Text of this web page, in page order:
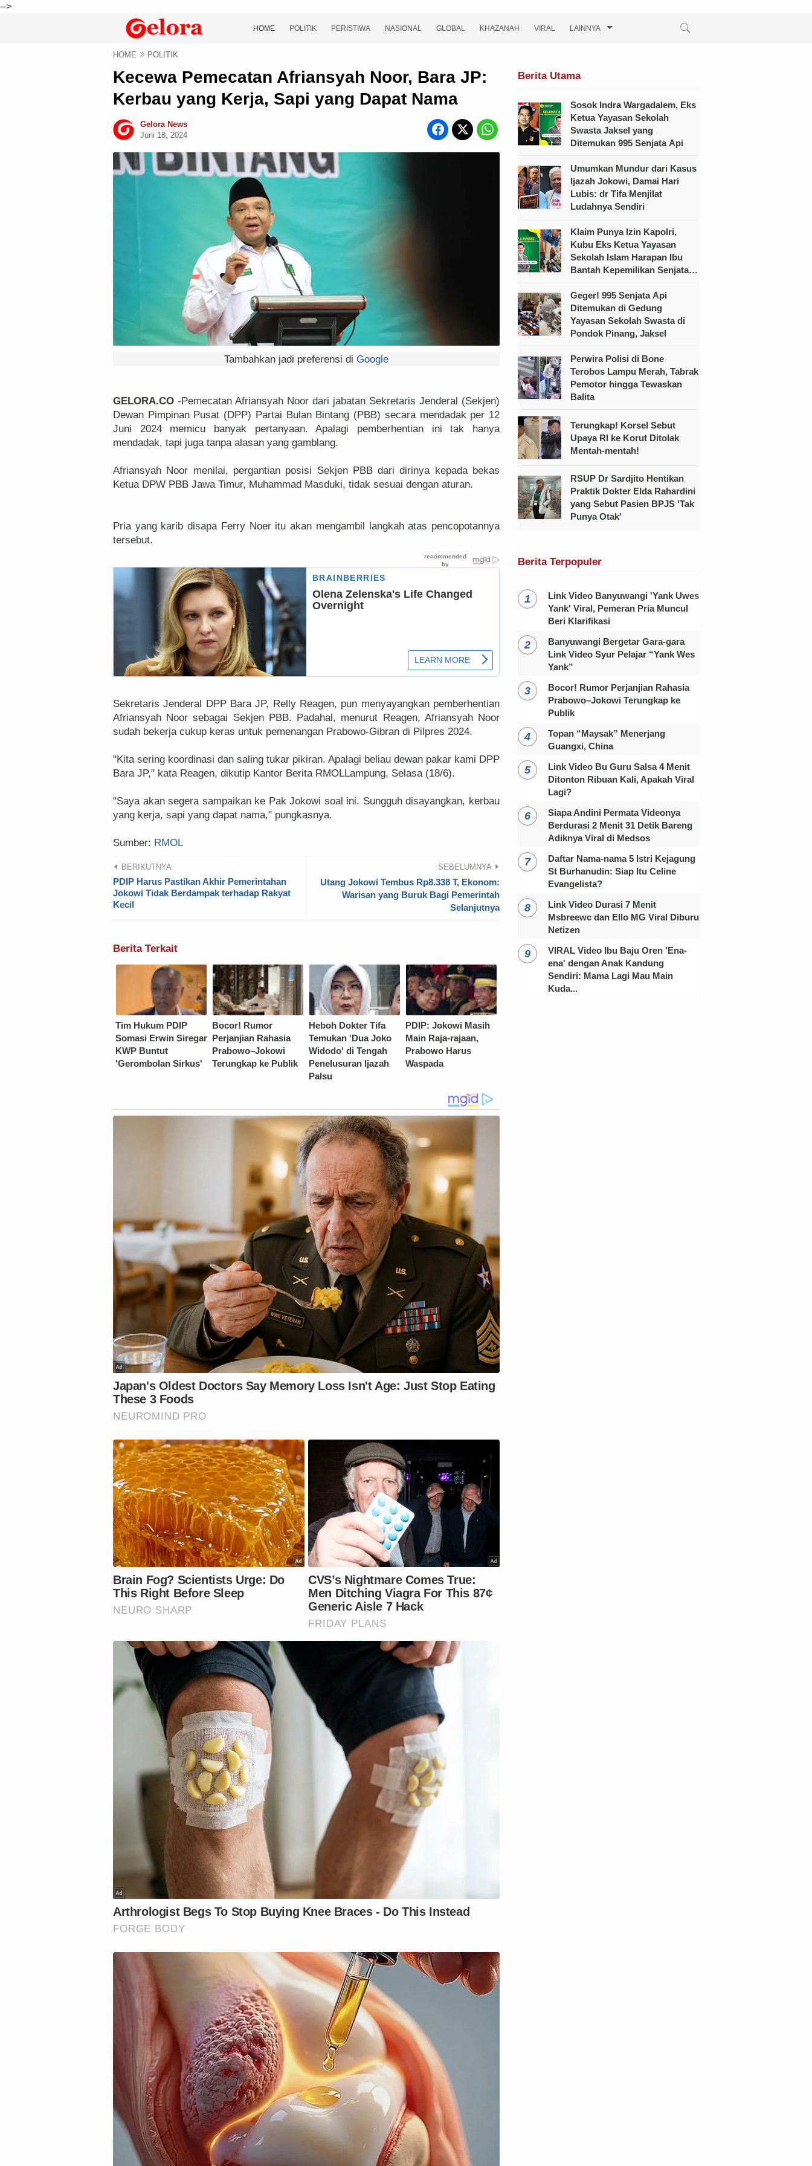
-->
HOME POLITIK PERISTIWA NASIONAL GLOBAL KHAZANAH VIRAL LAINNYA
HOME POLITIK
Kecewa Pemecatan Afriansyah Noor, Bara JP:
Kerbau yang Kerja, Sapi yang Dapat Nama
Gelora News
Juni 18, 2024
Tambahkan jadi preferensi di Google
GELORA.CO -Pemecatan Afriansyah Noor dari jabatan Sekretaris Jenderal (Sekjen)
Dewan Pimpinan Pusat (DPP) Partai Bulan Bintang (PBB) secara mendadak per 12
Juni 2024 memicu banyak pertanyaan. Apalagi pemberhentian ini tak hanya
mendadak, tapi juga tanpa alasan yang gamblang.
Afriansyah Noor menilai, pergantian posisi Sekjen PBB dari dirinya kepada bekas
Ketua DPW PBB Jawa Timur, Muhammad Masduki, tidak sesuai dengan aturan.
Pria yang karib disapa Ferry Noer itu akan mengambil langkah atas pencopotannya
tersebut.
Sekretaris Jenderal DPP Bara JP, Relly Reagen, pun menyayangkan pemberhentian
Afriansyah Noor sebagai Sekjen PBB. Padahal, menurut Reagen, Afriansyah Noor
sudah bekerja cukup keras untuk pemenangan Prabowo-Gibran di Pilpres 2024.
"Kita sering koordinasi dan saling tukar pikiran. Apalagi beliau dewan pakar kami DPP
Bara JP," kata Reagen, dikutip Kantor Berita RMOLLampung, Selasa (18/6).
"Saya akan segera sampaikan ke Pak Jokowi soal ini. Sungguh disayangkan, kerbau
yang kerja, sapi yang dapat nama," pungkasnya.
Sumber: RMOL
BERIKUTNYA
PDIP Harus Pastikan Akhir Pemerintahan
Jokowi Tidak Berdampak terhadap Rakyat
Kecil
SEBELUMNYA
Utang Jokowi Tembus Rp8.338 T, Ekonom:
Warisan yang Buruk Bagi Pemerintah
Selanjutnya
Berita Terkait
Tim Hukum PDIP
Somasi Erwin Siregar
KWP Buntut
'Gerombolan Sirkus'
Bocor! Rumor
Perjanjian Rahasia
Prabowo–Jokowi
Terungkap ke Publik
Heboh Dokter Tifa
Temukan 'Dua Joko
Widodo' di Tengah
Penelusuran Ijazah
Palsu
PDIP: Jokowi Masih
Main Raja-rajaan,
Prabowo Harus
Waspada
Berita Utama
Sosok Indra Wargadalem, Eks
Ketua Yayasan Sekolah
Swasta Jaksel yang
Ditemukan 995 Senjata Api
Umumkan Mundur dari Kasus
Ijazah Jokowi, Damai Hari
Lubis: dr Tifa Menjilat
Ludahnya Sendiri
Klaim Punya Izin Kapolri,
Kubu Eks Ketua Yayasan
Sekolah Islam Harapan Ibu
Bantah Kepemilikan Senjata
Geger! 995 Senjata Api
Ditemukan di Gedung
Yayasan Sekolah Swasta di
Pondok Pinang, Jaksel
Perwira Polisi di Bone
Terobos Lampu Merah, Tabrak
Pemotor hingga Tewaskan
Balita
Terungkap! Korsel Sebut
Upaya RI ke Korut Ditolak
Mentah-mentah!
RSUP Dr Sardjito Hentikan
Praktik Dokter Elda Rahardini
yang Sebut Pasien BPJS 'Tak
Punya Otak'
Berita Terpopuler
Link Video Banyuwangi 'Yank Uwes
Yank' Viral, Pemeran Pria Muncul
Beri Klarifikasi
Banyuwangi Bergetar Gara-gara
Link Video Syur Pelajar “Yank Wes
Yank”
Bocor! Rumor Perjanjian Rahasia
Prabowo–Jokowi Terungkap ke
Publik
Topan “Maysak” Menerjang
Guangxi, China
Link Video Bu Guru Salsa 4 Menit
Ditonton Ribuan Kali, Apakah Viral
Lagi?
Siapa Andini Permata Videonya
Berdurasi 2 Menit 31 Detik Bareng
Adiknya Viral di Medsos
Daftar Nama-nama 5 Istri Kejagung
St Burhanudin: Siap Itu Celine
Evangelista?
Link Video Durasi 7 Menit
Msbreewc dan Ello MG Viral Diburu
Netizen
VIRAL Video Ibu Baju Oren 'Ena-
ena' dengan Anak Kandung
Sendiri: Mama Lagi Mau Main
Kuda...